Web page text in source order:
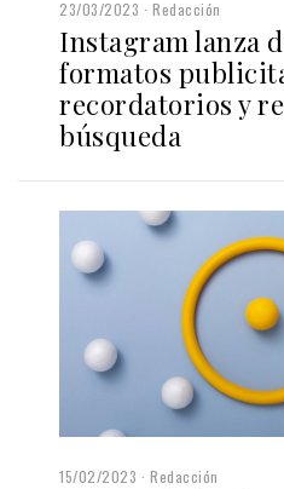
23/03/2023 Redacción
Instagram lanza
formatos
recordatorios y
búsqueda
15/02/2023 Redacción